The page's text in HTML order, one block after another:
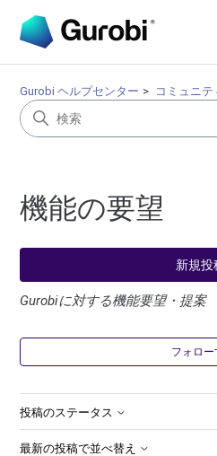
Gurobi ヘルプセンター コミュニテ
機能の要望
新規投
Gurobiに対する機能要望・提案
フォロー
投稿のステータス
最新の投稿で並べ替え